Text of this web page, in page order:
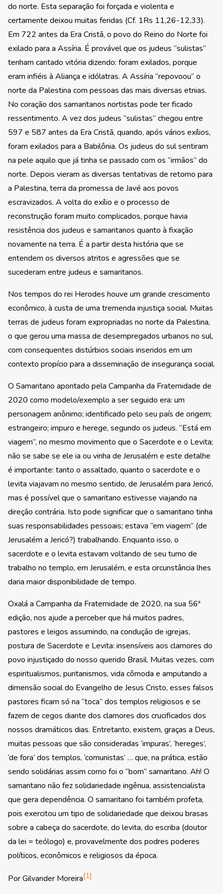
do norte. Esta separação foi forçada e violenta e
certamente deixou muitas feridas (Cf. 1Rs 11,26-12,33).
Em 722 antes da Era Cristã, o povo do Reino do Norte foi
exilado para a Assíria. É provável que os judeus “sulistas”
tenham cantado vitória dizendo: foram exilados, porque
eram infiéis à Aliança e idólatras. A Assíria “repovoou” o
norte da Palestina com pessoas das mais diversas etnias.
No coração dos samaritanos nortistas pode ter ficado
ressentimento. A vez dos judeus “sulistas” chegou entre
597 e 587 antes da Era Cristã, quando, após vários exílios,
foram exilados para a Babilônia. Os judeus do sul sentiram
na pele aquilo que já tinha se passado com os “irmãos” do
norte. Depois vieram as diversas tentativas de retorno para
a Palestina, terra da promessa de Javé aos povos
escravizados. A volta do exílio e o processo de
reconstrução foram muito complicados, porque havia
resistência dos judeus e samaritanos quanto à fixação
novamente na terra. É a partir desta história que se
entendem os diversos atritos e agressões que se
sucederam entre judeus e samaritanos.
Nos tempos do rei Herodes houve um grande crescimento
econômico, à custa de uma tremenda injustiça social. Muitas
terras de judeus foram expropriadas no norte da Palestina,
o que gerou uma massa de desempregados urbanos no sul,
com consequentes distúrbios sociais inseridos em um
contexto propício para a disseminação de insegurança social.
O Samaritano apontado pela Campanha da Fraternidade de
2020 como modelo/exemplo a ser seguido era: um
personagem anônimo; identificado pelo seu país de origem;
estrangeiro; impuro e herege, segundo os judeus. “Está em
viagem”, no mesmo movimento que o Sacerdote e o Levita;
não se sabe se ele ia ou vinha de Jerusalém e este detalhe
é importante: tanto o assaltado, quanto o sacerdote e o
levita viajavam no mesmo sentido, de Jerusalém para Jericó,
mas é possível que o samaritano estivesse viajando na
direção contrária. Isto pode significar que o samaritano tinha
suas responsabilidades pessoais; estava “em viagem” (de
Jerusalém a Jericó?) trabalhando. Enquanto isso, o
sacerdote e o levita estavam voltando de seu turno de
trabalho no templo, em Jerusalém, e esta circunstância lhes
daria maior disponibilidade de tempo.
Oxalá a Campanha da Fraternidade de 2020, na sua 56ª
edição, nos ajude a perceber que há muitos padres,
pastores e leigos assumindo, na condução de igrejas,
postura de Sacerdote e Levita: insensíveis aos clamores do
povo injustiçado do nosso querido Brasil. Muitas vezes, com
espiritualismos, puritanismos, vida cômoda e amputando a
dimensão social do Evangelho de Jesus Cristo, esses falsos
pastores ficam só na “toca” dos templos religiosos e se
fazem de cegos diante dos clamores dos crucificados dos
nossos dramáticos dias. Entretanto, existem, graças a Deus,
muitas pessoas que são consideradas ‘impuras’, ‘hereges’,
‘de fora’ dos templos, ‘comunistas’ … que, na prática, estão
sendo solidárias assim como foi o “bom” samaritano. Ah! O
samaritano não fez solidariedade ingênua, assistencialista
que gera dependência. O samaritano foi também profeta,
pois exercitou um tipo de solidariedade que deixou brasas
sobre a cabeça do sacerdote, do levita, do escriba (doutor
da lei = teólogo) e, provavelmente dos podres poderes
políticos, econômicos e religiosos da época.
Por Gilvander Moreira[1]